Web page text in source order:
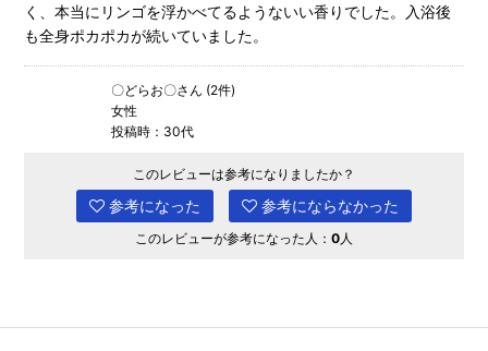
く、本当にリンゴを浮かべてるようないい香りでした。入浴後
も全身ポカポカが続いていました。
〇どらお〇さん (2件)
女性
投稿時：30代
このレビューは参考になりましたか？
参考になった 参考にならなかった
このレビューが参考になった人： 0 人